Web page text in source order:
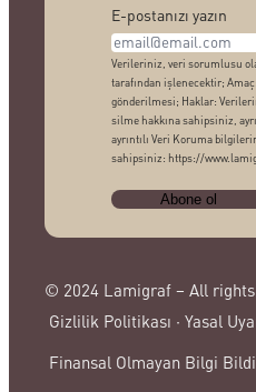
E-postanızı yazın
Verileriniz, veri sorumlusu
tarafından işlenecektir;
gönderilmesi; Haklar:
silme hakkına sahipsiniz,
ayrıntılı Veri Koruma
sahipsiniz: https://
© 2024 Lamigraf – All
Gizlilik Politikası · Yasal
Finansal Olmayan Bilgi